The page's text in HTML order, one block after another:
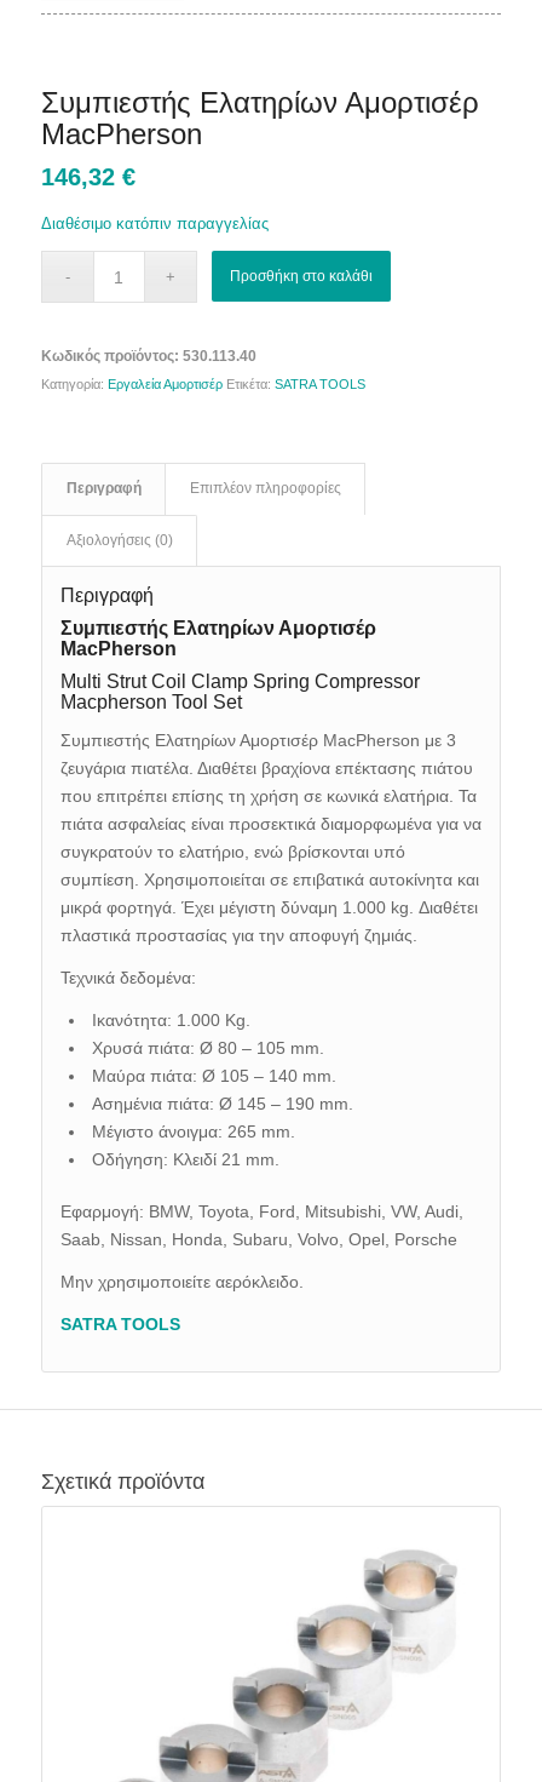
Συμπιεστής Ελατηρίων Αμορτισέρ
MacPherson
146,32 €
Διαθέσιμο κατόπιν παραγγελίας
Προσθήκη στο καλάθι
Κωδικός προϊόντος: 530.113.40
Κατηγορία: Εργαλεία Αμορτισέρ Ετικέτα: SATRA TOOLS
Περιγραφή Επιπλέον πληροφορίες
Αξιολογήσεις (0)
Περιγραφή
Συμπιεστής Ελατηρίων Αμορτισέρ
MacPherson
Multi Strut Coil Clamp Spring Compressor
Macpherson Tool Set
Συμπιεστής Ελατηρίων Αμορτισέρ MacPherson με 3
ζευγάρια πιατέλα. Διαθέτει βραχίονα επέκτασης πιάτου
που επιτρέπει επίσης τη χρήση σε κωνικά ελατήρια. Τα
πιάτα ασφαλείας είναι προσεκτικά διαμορφωμένα για να
συγκρατούν το ελατήριο, ενώ βρίσκονται υπό
συμπίεση. Χρησιμοποιείται σε επιβατικά αυτοκίνητα και
μικρά φορτηγά. Έχει μέγιστη δύναμη 1.000 kg. Διαθέτει
πλαστικά προστασίας για την αποφυγή ζημιάς.
Τεχνικά δεδομένα:
Ικανότητα: 1.000 Kg.
Χρυσά πιάτα: Ø 80 – 105 mm.
Μαύρα πιάτα: Ø 105 – 140 mm.
Ασημένια πιάτα: Ø 145 – 190 mm.
Μέγιστο άνοιγμα: 265 mm.
Οδήγηση: Κλειδί 21 mm.
Εφαρμογή: BMW, Toyota, Ford, Mitsubishi, VW, Audi,
Saab, Nissan, Honda, Subaru, Volvo, Opel, Porsche
Μην χρησιμοποιείτε αερόκλειδο.
SATRA TOOLS
Σχετικά προϊόντα